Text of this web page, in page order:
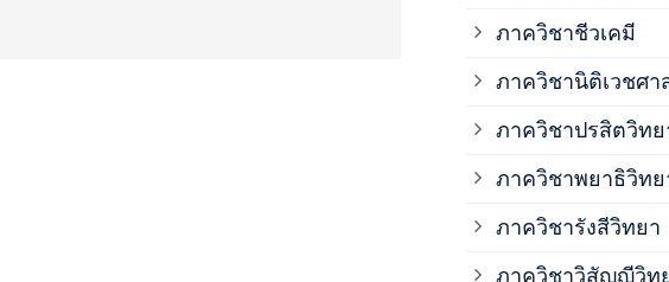
ภาควิชาชีวเคมี
ภาควิชานิติเวชศา
ภาควิชาปรสิตวิทย
ภาควิชาพยาธิวิทย
ภาควิชารังสีวิทยา
ภาควิชาวิสัญญีวิท